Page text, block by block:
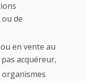
de
en vente au
acquéreur,